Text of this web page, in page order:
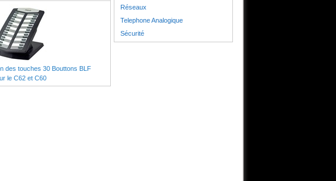
des touches 30 Bouttons BLF
le C62 et C60
Réseaux
Telephone Analogique
Sécurité